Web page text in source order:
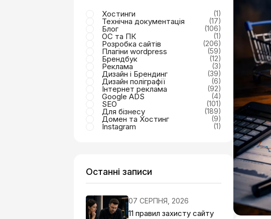
Хостинги (1)
Технічна документація (17)
Блог (106)
ОС та ПК (1)
Розробка сайтів (206)
Плагіни wordpress (59)
Брендбук (12)
Реклама (3)
Дизайн і Брендинг (39)
Дизайн поліграфії (6)
Інтернет реклама (92)
Google ADS (4)
SEO (101)
Для бізнесу (189)
Домен та Хостинг (9)
Instagram (1)
Останні записи
07 СЕРПНЯ, 2026
11 правил захисту сайту